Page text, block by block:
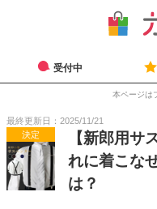
受付中
本ページは
最終更新日：2025/11/21
決定
【新郎用サ
れに着こな
は？